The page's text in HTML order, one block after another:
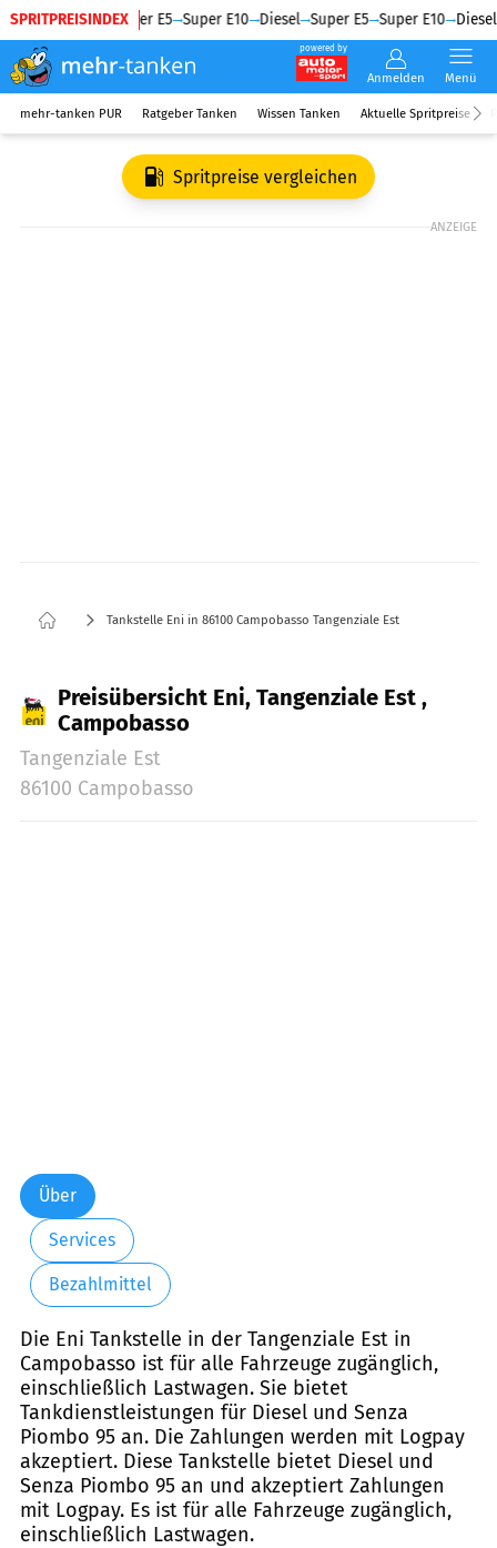
SPRITPREISINDEX
Diesel Super E5 Super E10 Diesel Super E5 Super E10 Diesel
powered by
Anmelden Menü
mehr-tanken PUR Ratgeber Tanken Wissen Tanken Aktuelle Spritpreise
Spritpreise vergleichen
ANZEIGE
Tankstelle Eni in 86100 Campobasso Tangenziale Est
Preisübersicht Eni, Tangenziale Est ,
Campobasso
Tangenziale Est
86100 Campobasso
Über
Services
Bezahlmittel
Die Eni Tankstelle in der Tangenziale Est in
Campobasso ist für alle Fahrzeuge zugänglich,
einschließlich Lastwagen. Sie bietet
Tankdienstleistungen für Diesel und Senza
Piombo 95 an. Die Zahlungen werden mit Logpay
akzeptiert. Diese Tankstelle bietet Diesel und
Senza Piombo 95 an und akzeptiert Zahlungen
mit Logpay. Es ist für alle Fahrzeuge zugänglich,
einschließlich Lastwagen.